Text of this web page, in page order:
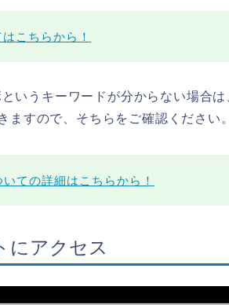
こちらから！
いうキーワードが分からない場合は
ますので、そちらをご確認ください。
ての詳細はこちらから！
にアクセス